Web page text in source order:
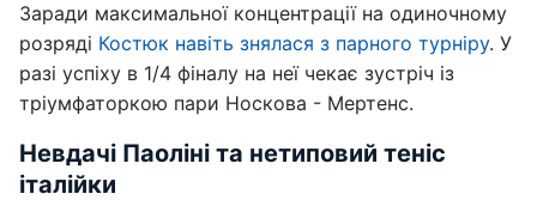
Заради максимальної концентрації на одиночному
розряді Костюк навіть знялася з парного турніру. У
разі успіху в 1/4 фіналу на неї чекає зустріч із
тріумфаторкою пари Носкова - Мертенс.
Невдачі Паоліні та нетиповий теніс
італійки